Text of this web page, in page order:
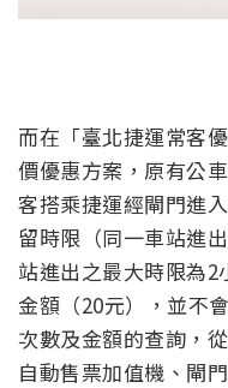
而在「臺北捷運常客
價優惠方案，原有公
客搭乘捷運經閘門進
留時限（同一車站進
站進出之最大時限為
金額（20元），並不
次數及金額的查詢，
自動售票加值機、閘